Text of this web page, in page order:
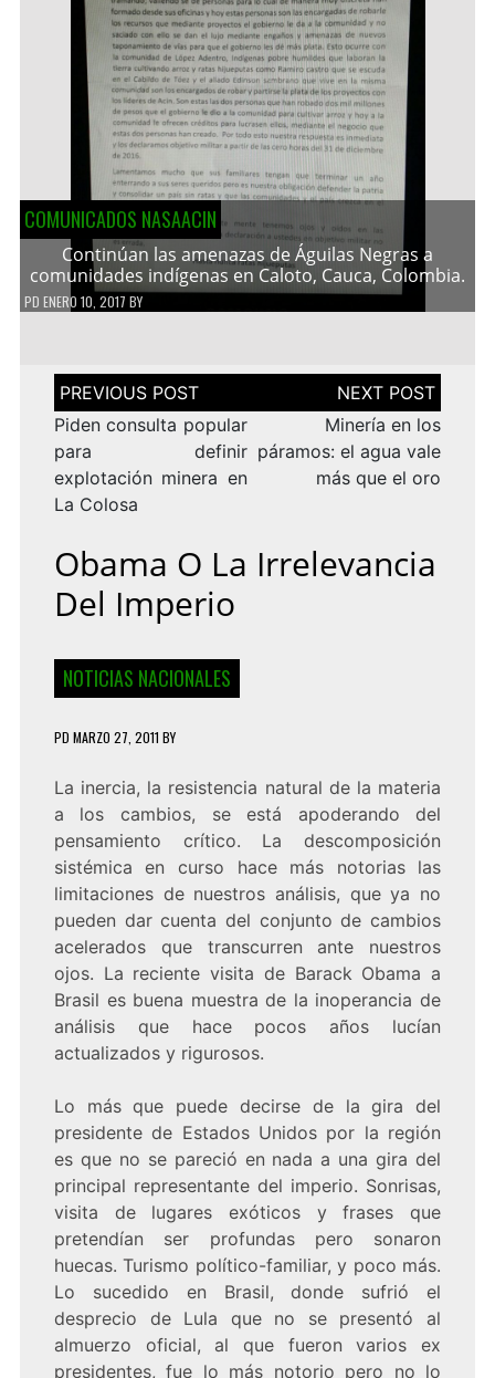
COMUNICADOS NASAACIN
Continúan las amenazas de Águilas Negras a
comunidades indígenas en Caloto, Cauca, Colombia.
PD ENERO 10, 2017 BY
Navegación
de
entradas
Piden consulta popular
para definir
explotación minera en
La Colosa
Minería en los
páramos: el agua vale
más que el oro
Obama O La Irrelevancia
Del Imperio
NOTICIAS NACIONALES
PD MARZO 27, 2011 BY
La inercia, la resistencia natural de la materia
a los cambios, se está apoderando del
pensamiento crítico. La descomposición
sistémica en curso hace más notorias las
limitaciones de nuestros análisis, que ya no
pueden dar cuenta del conjunto de cambios
acelerados que transcurren ante nuestros
ojos. La reciente visita de Barack Obama a
Brasil es buena muestra de la inoperancia de
análisis que hace pocos años lucían
actualizados y rigurosos.
Lo más que puede decirse de la gira del
presidente de Estados Unidos por la región
es que no se pareció en nada a una gira del
principal representante del imperio. Sonrisas,
visita de lugares exóticos y frases que
pretendían ser profundas pero sonaron
huecas. Turismo político-familiar, y poco más.
Lo sucedido en Brasil, donde sufrió el
desprecio de Lula que no se presentó al
almuerzo oficial, al que fueron varios ex
presidentes, fue lo más notorio pero no lo